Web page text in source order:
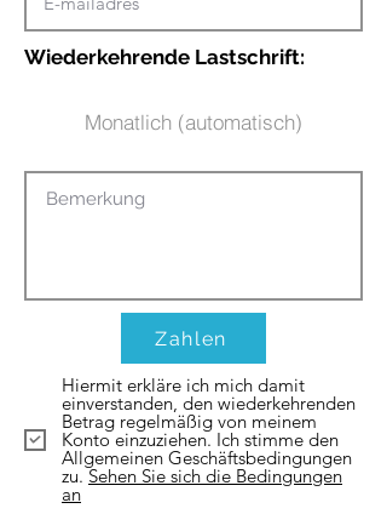
Wiederkehrende Lastschrift:
Monatlich (automatisch)
Zahlen
Hiermit erkläre ich mich damit
einverstanden, den wiederkehrenden
Betrag regelmäßig von meinem
Konto einzuziehen. Ich stimme den
Allgemeinen Geschäftsbedingungen
zu.Sehen Sie sich die Bedingungen
an